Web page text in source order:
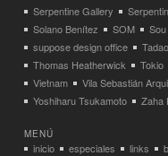
Serpentine Gallery
Solano Benítez
SOM
suppose design office
Thomas Heatherwick
Tokio
Vietnam
Vila Sebastián
Yoshiharu Tsukamoto
Zaha
MENÚ
inicio especiales links